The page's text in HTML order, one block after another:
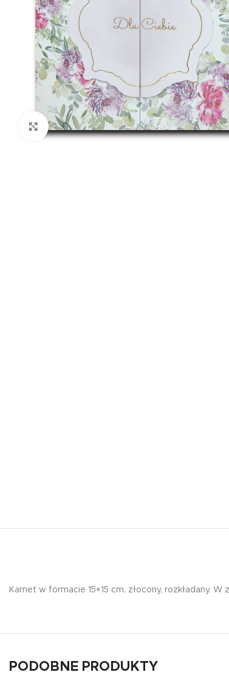
Kliknij aby powiększyć
Karnet w formacie 15×15 cm, złocony, rozkładany.
PODOBNE PRODUKTY